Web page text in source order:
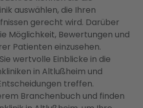
auswählen, die Ihren
gerecht wird. Darüber
Möglichkeit, Bewertungen und
Patienten einzusehen.
wertvolle Einblicke in die
in Altlußheim und
treffen.
Branchenbuch und finden